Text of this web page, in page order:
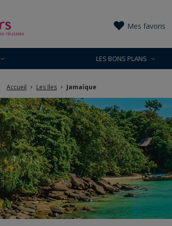
Mes favoris
LES BONS PLANS
Accueil Les Iles Jamaïque